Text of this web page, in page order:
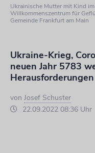
Ukrainische Mutter mit Kind im
Willkommenszentrum für
Gemeinde Frankfurt am Main
Ukraine-Krieg,
neuen Jahr 5783
von Josef Schuster
22.09.2022 08:36 Uhr